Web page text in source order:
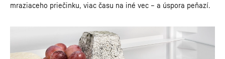
mraziaceho priečinku, viac času na iné vec – a úspora peňazí.